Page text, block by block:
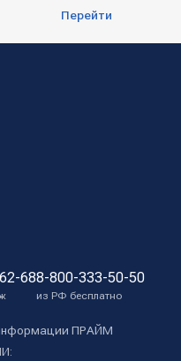
Перейти
688-800-333-50-50
из РФ бесплатно
ПРАЙМ